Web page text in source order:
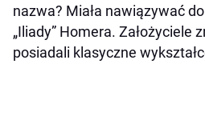
nazwa? Miała nawiązywać
„Iliady” Homera. Założyciele
posiadali klasyczne